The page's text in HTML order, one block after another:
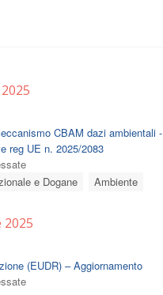
CBAM dazi ambientali -
reg UE n. 2025/2083
e Dogane
Ambiente
(EUDR) – Aggiornamento